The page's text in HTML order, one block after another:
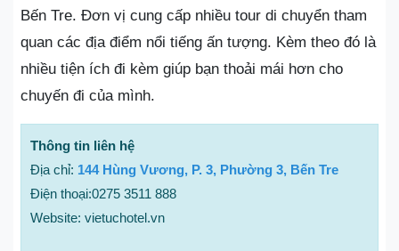
Bến Tre. Đơn vị cung cấp nhiều tour di chuyển tham
quan các địa điểm nổi tiếng ấn tượng. Kèm theo đó là
nhiều tiện ích đi kèm giúp bạn thoải mái hơn cho
chuyến đi của mình.
Thông tin liên hệ
Địa chỉ: 144 Hùng Vương, P. 3, Phường 3, Bến Tre
Điện thoại:0275 3511 888
Website: vietuchotel.vn